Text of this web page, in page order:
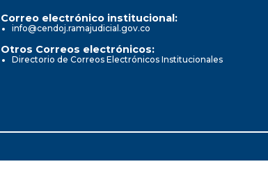
Correo electrónico institucional:
info@cendoj.ramajudicial.gov.co
Otros Correos electrónicos:
Directorio de Correos Electrónicos Institucionales